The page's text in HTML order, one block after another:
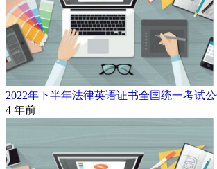
2022年下半年法律英语证书全国统一考试
4 年前